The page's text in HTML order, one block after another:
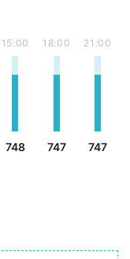
15:00
748
18:00
747
21:00
747